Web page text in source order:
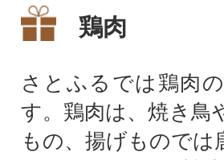
鶏肉
さとふるでは鶏肉
す。鶏肉は、焼き鳥
もの、揚げもので